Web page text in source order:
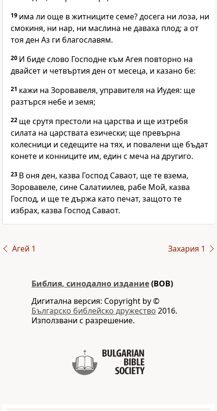
19 има ли още в житниците семе? досега ни лоза, ни
смокиня, ни нар, ни маслина не даваха плод; а от
тоя ден Аз ги благославям.
20 И биде слово Господне към Агея повторно на
двайсет и четвъртия ден от месеца, и казано бе:
21 кажи на Зоровавеля, управителя на Иудея: ще
разтърся небе и земя;
22 ще срутя престоли на царства и ще изтребя
силата на царствата езически; ще превърна
колесници и седещите на тях, и повалени ще бъдат
конете и конниците им, един с меча на другиго.
23 В оня ден, казва Господ Саваот, ще те взема,
Зоровавеле, сине Салатиилев, рабе Мой, казва
Господ, и ще те държа като печат, защото те
избрах, казва Господ Саваот.
Агей 1 Захария 1
Библия, синодално издание(BOB)
Дигитална версия: Copyright by ©
Българско библейско дружество 2016.
Използвани с разрешение.